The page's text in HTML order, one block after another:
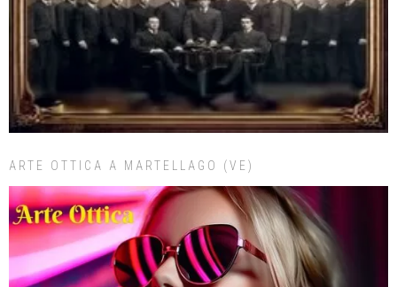
ARTE OTTICA A MARTELLAGO (VE)